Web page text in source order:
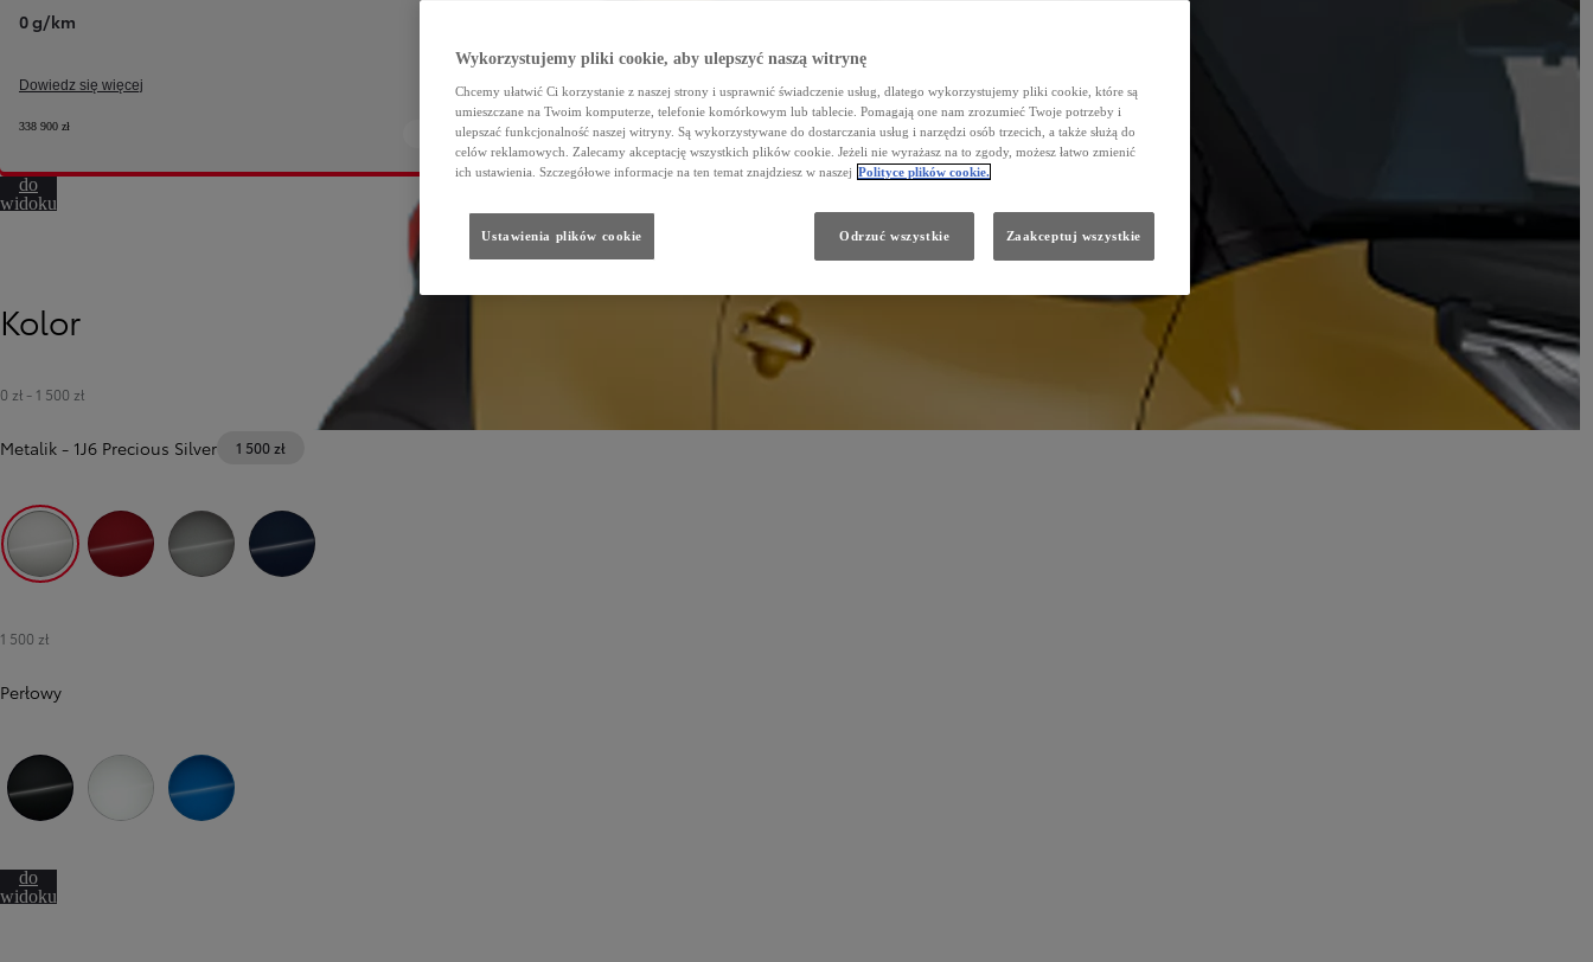
0 g/km
Dowiedz się więcej
338 900 zł
Przejdź
do
widoku
Kolor
0 zł - 1 500 zł
Metalik - 1J6 Precious Silver 1 500 zł
1J6 Precious Silver
1 500 zł
Perłowy
do
widoku
Wykorzystujemy pliki cookie, aby ulepszyć naszą witrynę
Chcemy ułatwić Ci korzystanie z naszej strony i usprawnić świadczenie usług, dlatego wykorzystujemy pliki cookie, które są
umieszczane na Twoim komputerze, telefonie komórkowym lub tablecie. Pomagają one nam zrozumieć Twoje potrzeby i
ulepszać funkcjonalność naszej witryny. Są wykorzystywane do dostarczania usług i narzędzi osób trzecich, a także służą do
celów reklamowych. Zalecamy akceptację wszystkich plików cookie. Jeżeli nie wyrażasz na to zgody, możesz łatwo zmienić
ich ustawienia. Szczegółowe informacje na ten temat znajdziesz w naszej Polityce plików cookie.
Odrzuć wszystkie Zaakceptuj wszystkie
Ustawienia plików cookie